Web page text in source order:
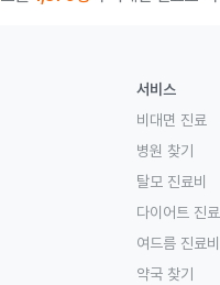
서비스
비대면 진료
병원 찾기
탈모 진료비
다이어트 진
여드름 진료비
약국 찾기